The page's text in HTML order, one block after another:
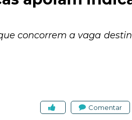
concorrem a vaga
Comentar